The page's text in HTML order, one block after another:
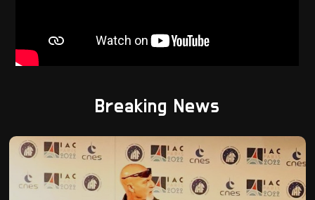
Breaking News